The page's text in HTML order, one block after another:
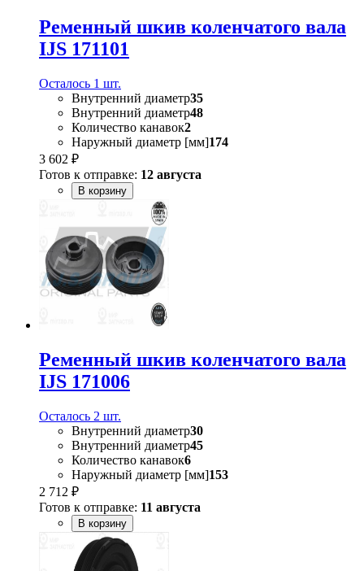
Ременный шкив коленчатого вала
IJS 171101
Осталось 1 шт.
Внутренний диаметр35
Внутренний диаметр48
Количество канавок2
Наружный диаметр [мм]174
3 602 ₽
Готов к отправке: 12 августа
В корзину
Ременный шкив коленчатого вала
IJS 171006
Осталось 2 шт.
Внутренний диаметр30
Внутренний диаметр45
Количество канавок6
Наружный диаметр [мм]153
2 712 ₽
Готов к отправке: 11 августа
В корзину